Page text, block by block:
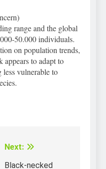
range and the global
50.000 individuals.
on population trends,
appears to adapt to
less vulnerable to
Next:
Black-necked